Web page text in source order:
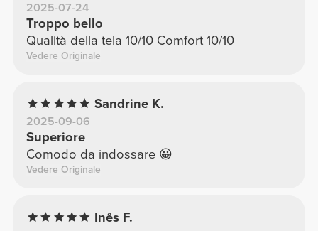
2025-07-24
Troppo bello
Qualità della tela 10/10 Comfort 10/10
Vedere Originale
Sandrine K.
2025-09-06
Superiore
Comodo da indossare 😀
Vedere Originale
Inês F.